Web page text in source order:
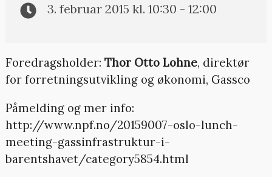
3. februar 2015 kl. 10:30 - 12:00
Foredragsholder: Thor Otto Lohne, direktør
for forretningsutvikling og økonomi, Gassco
Påmelding og mer info:
http://www.npf.no/20159007-oslo-lunch-
meeting-gassinfrastruktur-i-
barentshavet/category5854.html